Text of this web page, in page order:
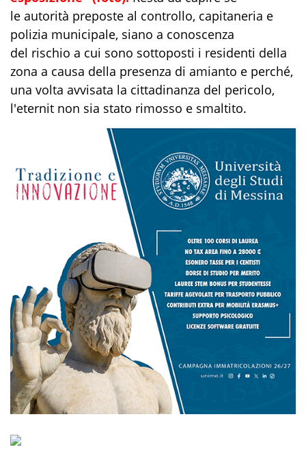
le autorità preposte al controllo, capitaneria e
polizia municipale, siano a conoscenza
del rischio a cui sono sottoposti i residenti della
zona a causa della presenza di amianto e perché,
una volta avvisata la cittadinanza del pericolo,
l'eternit non sia stato rimosso e smaltito.